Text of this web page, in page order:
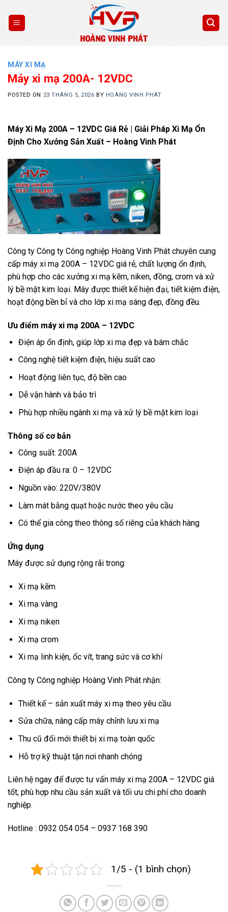
content
MÁY XI MẠ
Máy xi mạ 200A- 12VDC
POSTED ON 23 THÁNG 5, 2026 BY HOÀNG VINH PHÁT
Máy Xi Mạ 200A – 12VDC Giá Rẻ | Giải Pháp Xi Mạ Ổn
Định Cho Xưởng Sản Xuất – Hoàng Vinh Phát
Công ty Công ty Công nghiệp Hoàng Vinh Phát chuyên cung
cấp máy xi mạ 200A – 12VDC giá rẻ, chất lượng ổn định,
phù hợp cho các xưởng xi mạ kẽm, niken, đồng, crom và xử
lý bề mặt kim loại. Máy được thiết kế hiện đại, tiết kiệm điện,
hoạt động bền bỉ và cho lớp xi mạ sáng đẹp, đồng đều.
Ưu điểm máy xi mạ 200A – 12VDC
Điện áp ổn định, giúp lớp xi mạ đẹp và bám chắc
Công nghệ tiết kiệm điện, hiệu suất cao
Hoạt động liên tục, độ bền cao
Dễ vận hành và bảo trì
Phù hợp nhiều ngành xi mạ và xử lý bề mặt kim loại
Thông số cơ bản
Công suất: 200A
Điện áp đầu ra: 0 – 12VDC
Nguồn vào: 220V/380V
Làm mát bằng quạt hoặc nước theo yêu cầu
Có thể gia công theo thông số riêng của khách hàng
Ứng dụng
Máy được sử dụng rộng rãi trong:
Xi mạ kẽm
Xi mạ vàng
Xi mạ niken
Xi mạ crom
Xi mạ linh kiện, ốc vít, trang sức và cơ khí
Công ty Công nghiệp Hoàng Vinh Phát nhận:
Thiết kế – sản xuất máy xi mạ theo yêu cầu
Sửa chữa, nâng cấp máy chỉnh lưu xi mạ
Thu cũ đổi mới thiết bị xi mạ toàn quốc
Hỗ trợ kỹ thuật tận nơi nhanh chóng
Liên hệ ngay để được tư vấn máy xi mạ 200A – 12VDC giá
tốt, phù hợp nhu cầu sản xuất và tối ưu chi phí cho doanh
nghiệp.
Hotline : 0932 054 054 – 0937 168 390
1/5 - (1 bình chọn)